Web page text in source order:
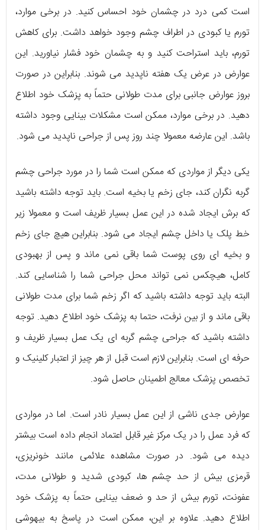
است کمی درد در چشمان خود احساس کنید. در برخی موارد،
تورم یا کبودی در اطراف چشم وجود خواهد داشت. برای کاهش
تورم، باید استراحت کنید و به چشمان خود فشار نیاورید. این
عوارض در عرض یک هفته ناپدید می شوند. بنابراین در صورت
بروز عوارض جانبی برای مدت طولانی حتماً به پزشک خود اطلاع
دهید. در برخی موارد، ممکن است مشکلات بینایی وجود داشته
باشد. این عارضه معمولا چند روز پس از جراحی ناپدید می شود.
یکی دیگر از مواردی که ممکن است شما را در مورد جراحی چشم
گربه نگران کند، جای زخم یا بخیه است. باید توجه داشته باشید
که برش ایجاد شده در این عمل بسیار ظریف است و معمولا زیر
خط پلک یا داخل چشم ایجاد می شود. بنابراین هیچ جای زخم
و بخیه ای روی پوست شما باقی نمی ماند و پس از بهبودی
کامل، هیچکس نمی تواند محل جراحی شما را شناسایی کند.
البته باید توجه داشته باشید که اگر زخم شما برای مدت طولانی
باقی ماند و از بین نرفت، حتما به پزشک خود اطلاع دهید. توجه
داشته باشید که جراحی چشم گربه ای یک عمل بسیار ظریف و
حرفه ای است. بنابراین لازم است قبل از هر چیز از اعتبار کلینیک و
تخصص پزشک معالج اطمینان حاصل شود.
عوارض جدی ناشی از این عمل بسیار نادر است. اما در مواردی
که فرد عمل را در یک مرکز غیر قابل اعتماد انجام داده است بیشتر
دیده می شود. در صورت مشاهده علائمی مانند خونریزی،
قرمزی بیش از حد چشم ها، کبودی شدید و طولانی مدت،
عفونت، تورم بیش از حد و ضعف بینایی حتماً به پزشک خود
اطلاع دهید. علاوه بر این، ممکن است در پاسخ به بیهوشی